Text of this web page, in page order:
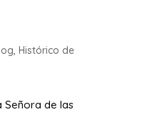
, Histórico de
Señora de las